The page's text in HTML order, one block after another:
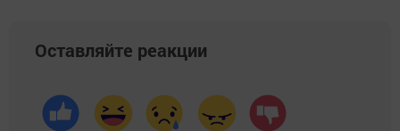
Оставляйте реакции